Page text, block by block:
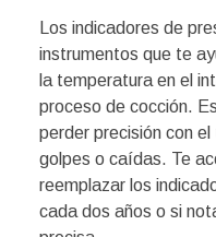
Los indicadores de
instrumentos que te
la temperatura en el
proceso de cocción.
perder precisión con
golpes o caídas. Te
reemplazar los
cada dos años o si